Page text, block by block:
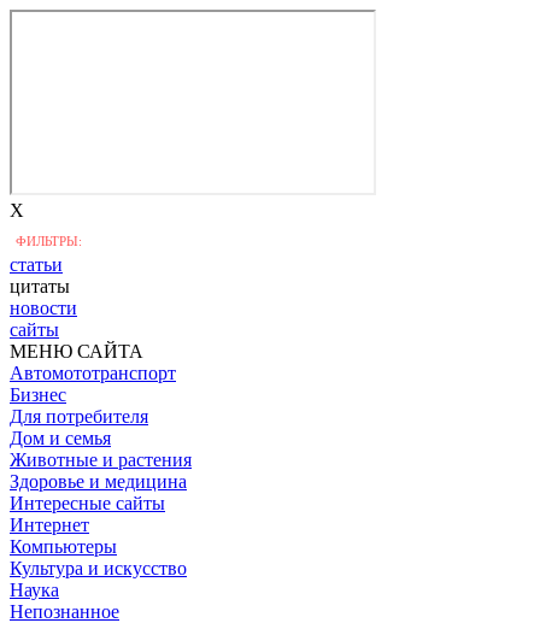
X
ФИЛЬТРЫ:
статьи
цитаты
новости
сайты
МЕНЮ САЙТА
Автомототранспорт
Бизнес
Для потребителя
Дом и семья
Животные и растения
Здоровье и медицина
Интересные сайты
Интернет
Компьютеры
Культура и искусство
Наука
Непознанное